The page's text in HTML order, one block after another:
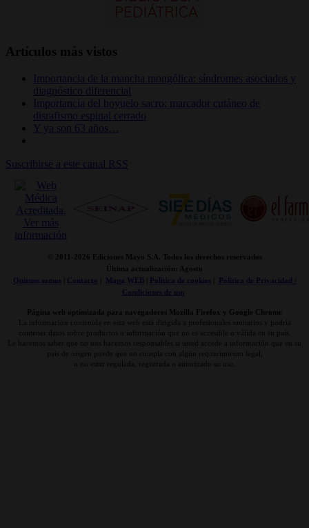
Artículos más vistos
Importancia de la mancha mongólica: síndromes asociados y
diagnóstico diferencial
Importancia del hoyuelo sacro: marcador cutáneo de
disrafismo espinal cerrado
Y ya son 63 años…
Suscribirse a este canal RSS
© 2011- 2026 Ediciones Mayo S.A. Todos los derechos reservados
Última actualización: Agosto
Quienes somos| Contacto Mapa WEB| Politica de cookies|
Politica de Privacidad /
Condiciones de uso
Página web optimizada para navegadores Mozilla Firefox y Google Chrome
La información contenida en esta web está dirigida a profesionales sanitarios y podría
contener datos sobre productos o información que no es accesible o válida en su país.
Le hacemos saber que no nos hacemos responsables si usted accede a información que en su
país de origen puede que no cumpla con algún requerimiento legal,
o no estar regulada, registrada o autorizado su uso.